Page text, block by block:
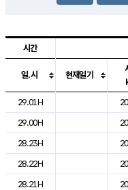
도시별 기상실황표로 지점,
시간
일.시 현재일기
29.01H
29.00H
28.23H
28.22H
28.21H